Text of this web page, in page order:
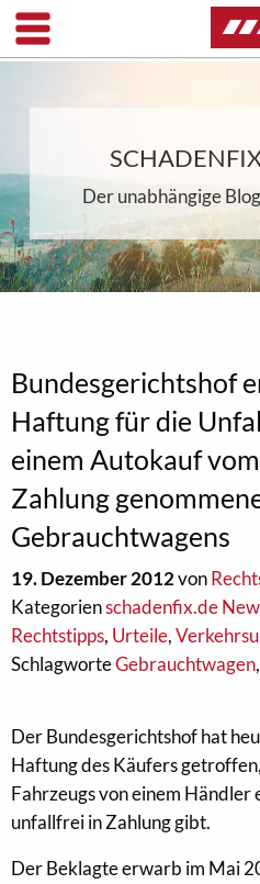
Der unabhängige
Bundesgerichtshof
Haftung für die
einem Autokauf
Zahlung
Gebrauchtwagens
19. Dezember 2012von
Kategorienschadenfix.de
Rechtstipps, Urteile,
SchlagworteGebrauchtwagen,
Der Bundesgerichtshof hat
Haftung des Käufers
Fahrzeugs von einem Händler
unfallfrei in Zahlung gibt.
Der Beklagte erwarb im Mai